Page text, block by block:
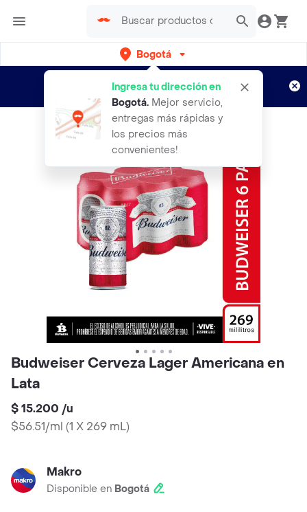
Bogotá
Ingresa tu dirección en
Bogotá. Mejor servicio,
entregas más rápidas y
los precios más
convenientes!
envíos gratis por semanas
Aplican TyC
Budweiser Cerveza Lager Americana en
Lata
$ 15.200 /u
$56.51/ml (1 X 269 mL)
Makro
Disponible en Bogotá